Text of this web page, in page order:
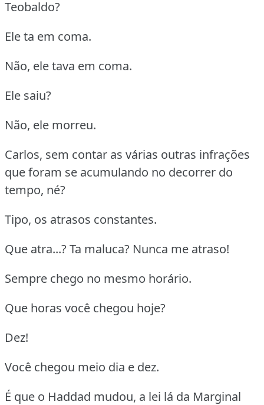
Teobaldo?
Ele ta em coma.
Não, ele tava em coma.
Ele saiu?
Não, ele morreu.
Carlos, sem contar as várias outras infrações
que foram se acumulando no decorrer do
tempo, né?
Tipo, os atrasos constantes.
Que atra...? Ta maluca? Nunca me atraso!
Sempre chego no mesmo horário.
Que horas você chegou hoje?
Dez!
Você chegou meio dia e dez.
É que o Haddad mudou, a lei lá da Marginal